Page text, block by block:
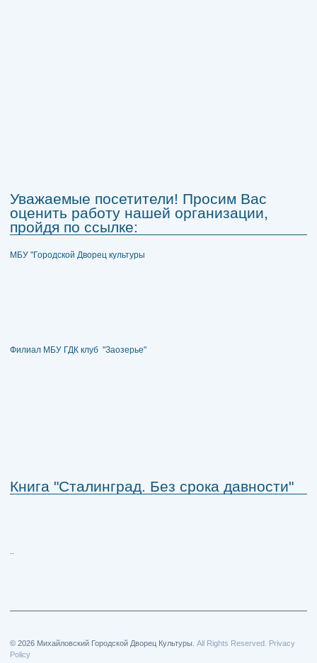
Уважаемые посетители! Просим Вас
оценить работу нашей организации,
пройдя по ссылке:
МБУ "Городской Дворец культуры
Филиал МБУ ГДК клуб "Заозерье"
Книга "Сталинград. Без срока давности"
© 2026 Михайловский Городской Дворец Культуры. All Rights Reserved. Privacy
Policy